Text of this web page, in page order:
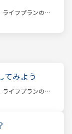
イフプランの設
てみよう
イフプランの設